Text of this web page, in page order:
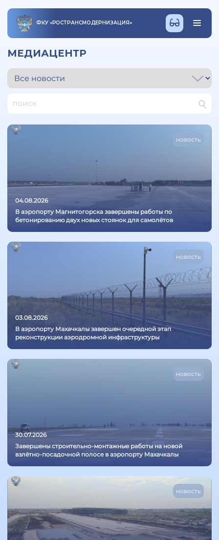
ФКУ «РОСТРАНСМОДЕРНИЗАЦИЯ»
МЕДИАЦЕНТР
новость
04.08.2026
В аэропорту Магнитогорска завершены работы по
бетонированию двух новых стоянок для самолётов
новость
03.08.2026
В аэропорту Махачкалы завершен очередной этап
реконструкции аэродромной инфраструктуры
новость
30.07.2026
Завершены строительно-монтажные работы на новой
взлётно-посадочной полосе в аэропорту Махачкалы
новость